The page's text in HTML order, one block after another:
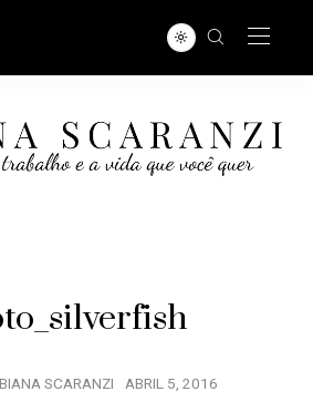
SCARANZI ABRIL 5, 2016